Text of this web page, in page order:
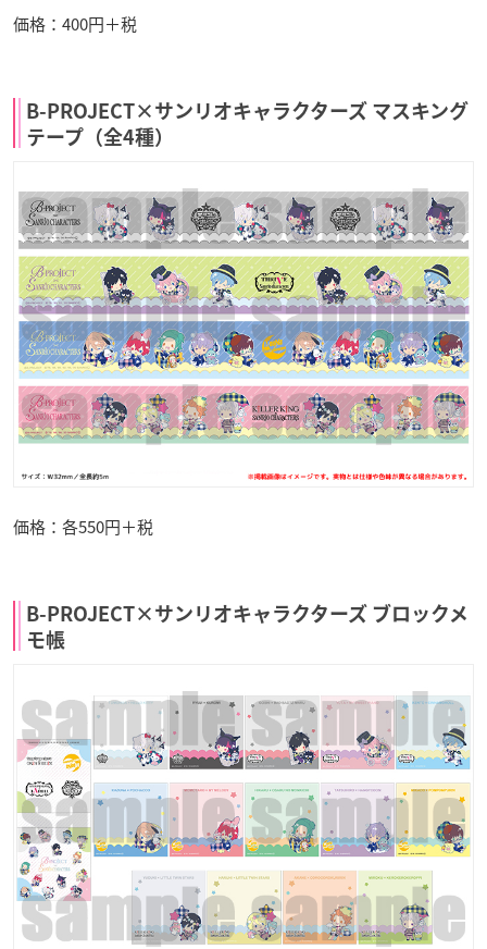
価格：400円＋税
B-PROJECT×サンリオキャラクターズ マスキング
テープ（全4種）
価格：各550円＋税
B-PROJECT×サンリオキャラクターズ ブロックメ
モ帳